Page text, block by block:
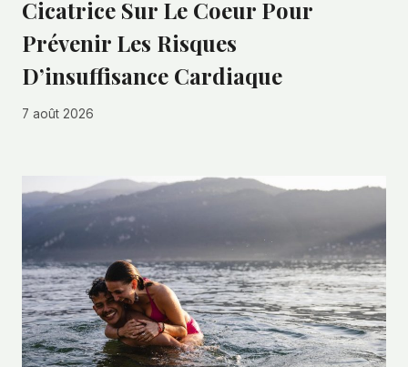
Cicatrice Sur Le Coeur Pour
Prévenir Les Risques
D’insuffisance Cardiaque
7 août 2026